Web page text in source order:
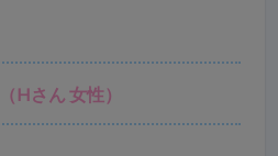
（Hさん 女性）